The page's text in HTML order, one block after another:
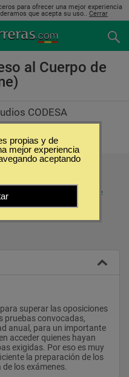
para ofrecer una mejor experiencia
que acepta su uso.. Cerrar
al Cuerpo de
CODESA
curso preparatorio, el
las distintas pruebas de
superar las oposiciones
pruebas convocadas,
anual, para un importante
acceder quienes hayan
exigidas. Por eso es muy
la preparación de los
los exámenes.
propias y de
mejor experiencia
aceptando